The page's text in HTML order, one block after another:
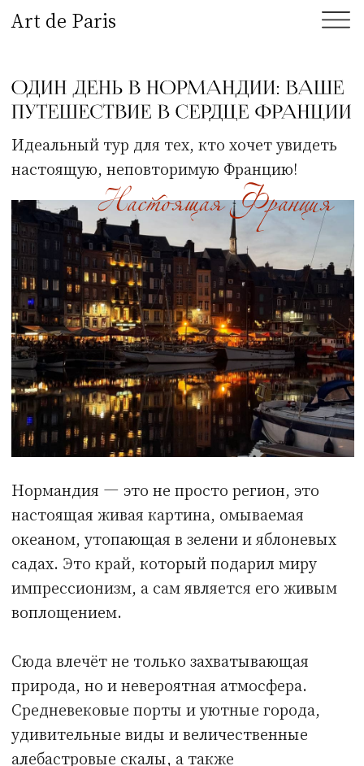
Art de Paris
Идеальный тур для тех, кто хочет увидеть
настоящую, неповторимую Францию!
Нормандия — это не просто регион, это
настоящая живая картина, омываемая
океаном, утопающая в зелени и яблоневых
садах. Это край, который подарил миру
импрессионизм, а сам является его живым
воплощением.
природа, но и невероятная атмосфера.
удивительные виды и величественные
алебастровые скалы, а также
морепродукты, которые просто хочется
есть прямо у лавки рыбака на рынке, —
Нормандия не оставит вас равнодушным.